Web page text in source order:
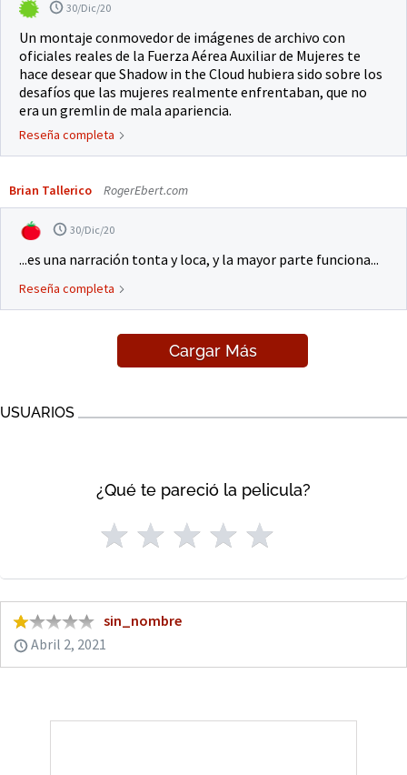
30/Dic/20
Un montaje conmovedor de imágenes de archivo con
oficiales reales de la Fuerza Aérea Auxiliar de Mujeres te
hace desear que Shadow in the Cloud hubiera sido sobre los
desafíos que las mujeres realmente enfrentaban, que no
era un gremlin de mala apariencia.
Reseña completa
Brian Tallerico RogerEbert.com
30/Dic/20
...es una narración tonta y loca, y la mayor parte funciona...
Reseña completa
Cargar Más
USUARIOS
¿Qué te pareció la pelicula?
sin_nombre
Abril 2, 2021